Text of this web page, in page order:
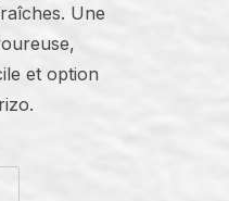
Une
et option